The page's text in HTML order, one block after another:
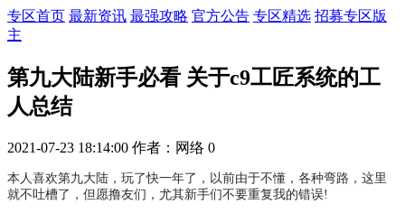
专区首页 最新资讯 最强攻略 官方公告 专区精选 招募专区版
主
第九大陆新手必看 关于c9工匠系统的工
人总结
2021-07-23 18:14:00 作者：网络 0
本人喜欢第九大陆，玩了快一年了，以前由于不懂，各种弯路，这里
就不吐槽了，但愿撸友们，尤其新手们不要重复我的错误!